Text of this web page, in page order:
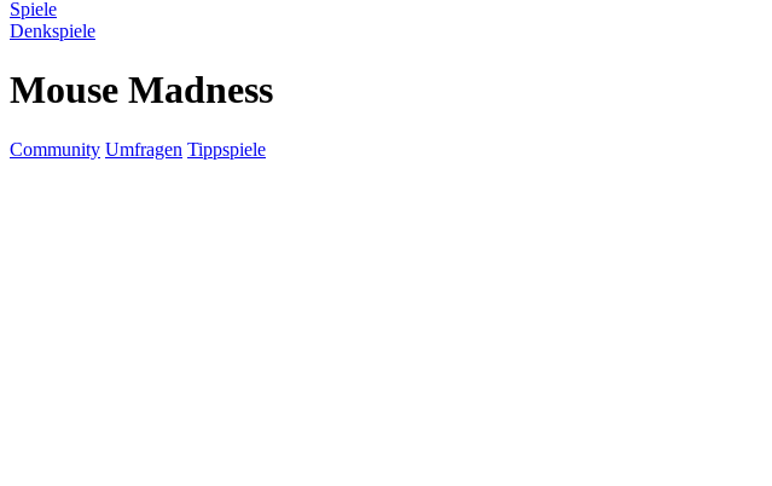
Spiele
Denkspiele
Mouse Madness
Community Umfragen Tippspiele